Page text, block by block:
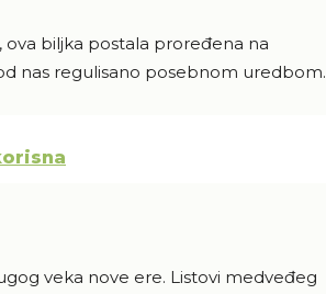
biljka postala proređena na
nas regulisano posebnom uredbom.
veka nove ere. Listovi medveđeg